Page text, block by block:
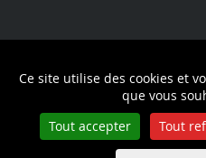
Ce site utilise des cookies et
que vous
Tout accepter
Tout
Politique de